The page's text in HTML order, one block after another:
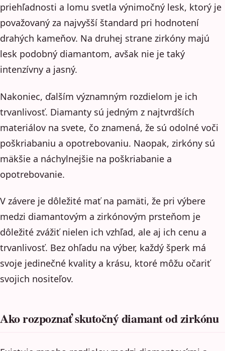
priehľadnosti a lomu svetla výnimočný lesk, ktorý je
považovaný za najvyšší štandard pri hodnotení
drahých kameňov. Na druhej strane zirkóny majú
lesk podobný diamantom, avšak nie je taký
intenzívny a jasný.
Nakoniec, ďalším významným rozdielom je ich
trvanlivosť. Diamanty sú jedným z najtvrdších
materiálov na svete, čo znamená, že sú odolné voči
poškriabaniu a opotrebovaniu. Naopak, zirkóny sú
mäkšie a náchylnejšie na poškriabanie a
opotrebovanie.
V závere je dôležité mať na pamäti, že pri výbere
medzi diamantovým a zirkónovým prsteňom je
dôležité zvážiť nielen ich vzhľad, ale aj ich cenu a
trvanlivosť. Bez ohľadu na výber, každý šperk má
svoje jedinečné kvality a krásu, ktoré môžu očariť
svojich nositeľov.
Ako rozpoznať skutočný diamant od zirkónu